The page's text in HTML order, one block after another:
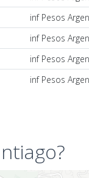
inf Pesos
inf Pesos
inf Pesos
inf Pesos